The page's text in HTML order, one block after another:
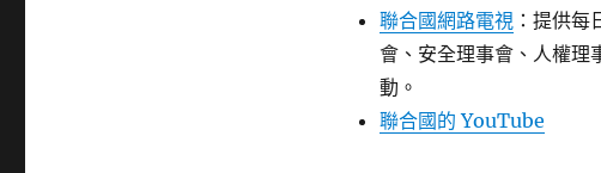
聯合國網路電視 ：提供
會、安全理事會、人權理
動。
聯合國的 YouTube